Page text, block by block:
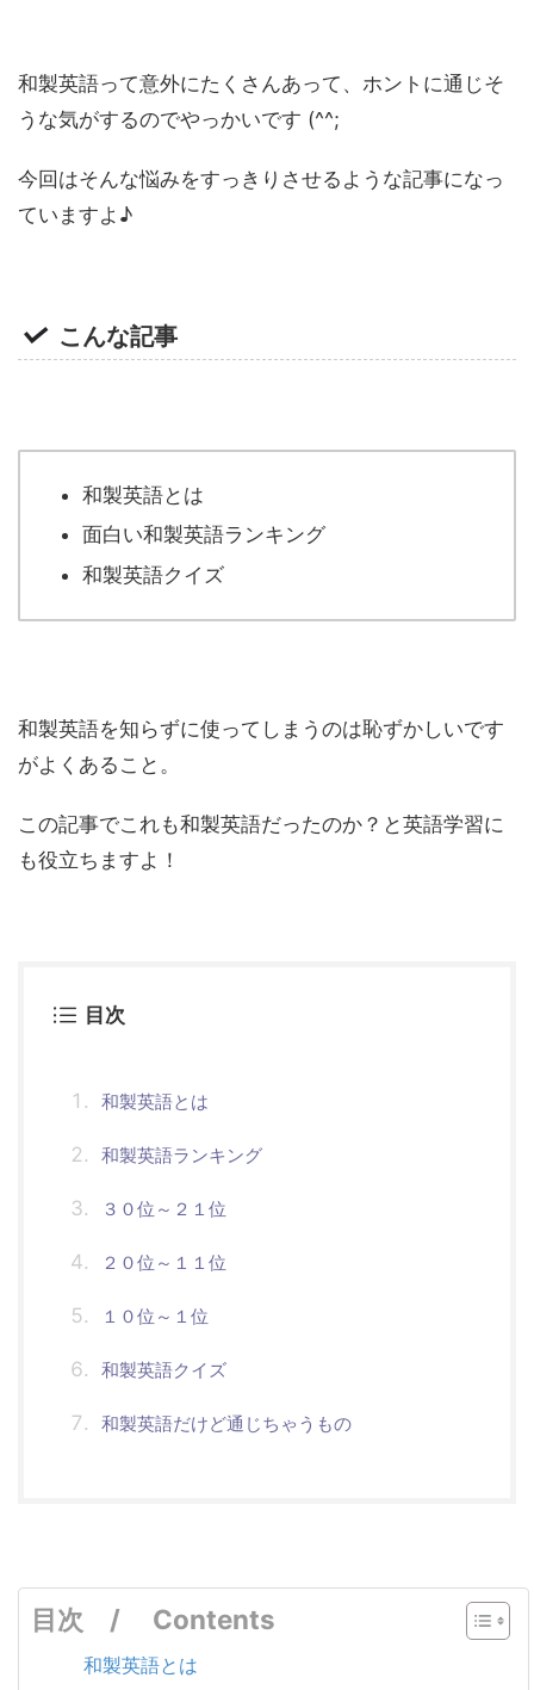
和製英語って意外にたくさんあって、ホントに通じそ
うな気がするのでやっかいです (^^;
今回はそんな悩みをすっきりさせるような記事になっ
ていますよ♪
こんな記事
和製英語とは
面白い和製英語ランキング
和製英語クイズ
和製英語を知らずに使ってしまうのは恥ずかしいです
がよくあること。
この記事でこれも和製英語だったのか？と英語学習に
も役立ちますよ！
目次
和製英語とは
和製英語ランキング
３０位～２１位
２０位～１１位
１０位～１位
和製英語クイズ
和製英語だけど通じちゃうもの
目次 / Contents
和製英語とは